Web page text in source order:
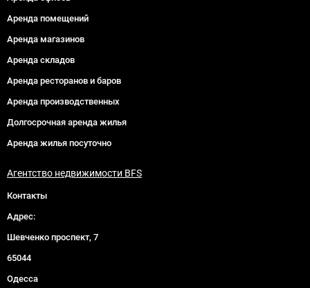
Аренда помещений
Аренда магазинов
Аренда складов
Аренда ресторанов и баров
Аренда производственных
Долгосрочная аренда жилья
Аренда жилья посуточно
Агентство недвижимости BFS
Контакты
Адрес:
Шевченко проспект, 7
65044
Одесса